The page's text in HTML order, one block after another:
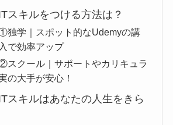
スキルをつける方法は？
独学｜スポット的なUdemyの講
で効率アップ
スクール｜サポートやカリキュラ
の大手が安心！
スキルはあなたの人生をきら